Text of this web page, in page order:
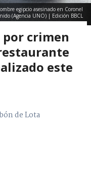
egipcio asesinado en Coronel
(Agencia UNO) | Edición BBCL
por crimen
este
de Lota